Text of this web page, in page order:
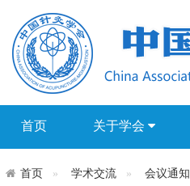
首页 关于学会
首页 学术交流 会议通知